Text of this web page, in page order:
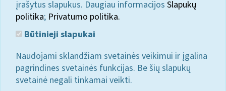
įrašytus slapukus. Daugiau informacijos Slapukų
politika; Privatumo politika.
Būtinieji slapukai
Naudojami sklandžiam svetainės veikimui ir įgalina
pagrindines svetainės funkcijas. Be šių slapukų
svetainė negali tinkamai veikti.